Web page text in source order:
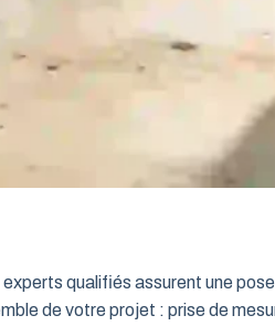
qualifiés assurent une
de votre projet : prise de